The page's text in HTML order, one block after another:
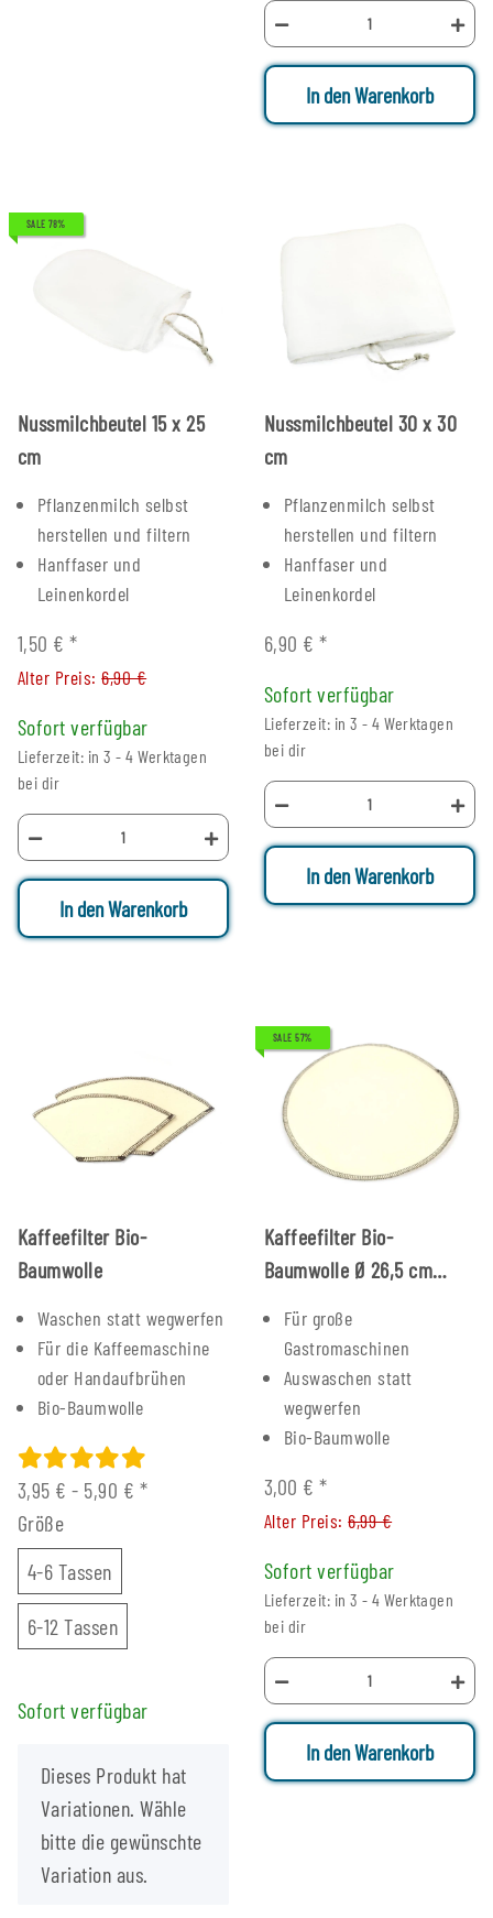
In den Warenkorb
SALE 78%
Nussmilchbeutel 15 x 25
cm
Pflanzenmilch selbst
herstellen und filtern
Hanffaser und
Leinenkordel
1,50 €*
Alter Preis:6,90 €
Sofort verfügbar
Lieferzeit: in 3 - 4 Werktagen
bei dir
In den Warenkorb
Nussmilchbeutel 30 x 30
cm
Pflanzenmilch selbst
herstellen und filtern
Hanffaser und
Leinenkordel
6,90 €*
Sofort verfügbar
Lieferzeit: in 3 - 4 Werktagen
bei dir
In den Warenkorb
Kaffeefilter Bio-
Baumwolle
Waschen statt wegwerfen
Für die Kaffeemaschine
oder Handaufbrühen
Bio-Baumwolle
3,95 € - 5,90 € *
Größe
4-6 Tassen4-6 Tassen
6-12 Tassen6-12 Tassen
Sofort verfügbar
x
Dieses Produkt hat
Variationen. Wähle
bitte die gewünschte
Variation aus.
SALE 57%
Kaffeefilter Bio-
Baumwolle Ø 26,5 cm
Für große
Gastromaschinen
Auswaschen statt
wegwerfen
Bio-Baumwolle
3,00 €*
Alter Preis:6,99 €
Sofort verfügbar
Lieferzeit: in 3 - 4 Werktagen
bei dir
In den Warenkorb